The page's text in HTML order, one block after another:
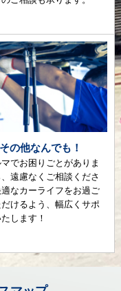
その他なんでも！
でお困りごとがありま
遠慮なくご相談くださ
なカーライフをお過ご
けるよう、幅広くサポ
します！